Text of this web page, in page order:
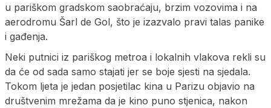
u pariškom gradskom saobraćaju, brzim vozovima i na
aerodromu Šarl de Gol, što je izazvalo pravi talas panike
i gađenja.
Neki putnici iz pariškog metroa i lokalnih vlakova rekli su
da će od sada samo stajati jer se boje sjesti na sjedala.
Tokom ljeta je jedan posjetilac kina u Parizu objavio na
društvenim mrežama da je kino puno stjenica, nakon